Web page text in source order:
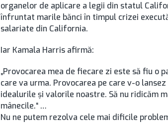
organelor de aplicare a legii din statul
înfruntat marile bănci în timpul crizei
salariate din California.
Iar Kamala Harris afirmă:
„Provocarea mea de fiecare zi este să fiu o
care va urma. Provocarea pe care v-o
idealurile și valorile noastre. Să nu ridicăm
mânecile.“ …
Nu ne putem rezolva cele mai dificile